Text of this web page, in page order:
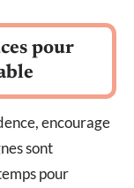
pour
encourage
sont
pour